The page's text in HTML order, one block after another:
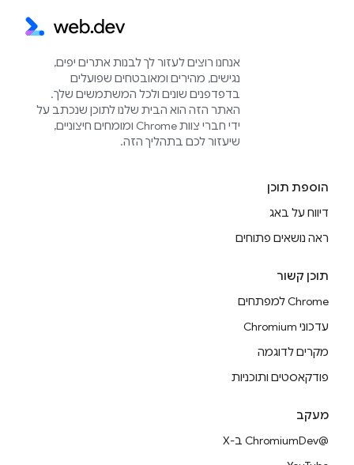
אנחנו רוצים לעזור לך לבנות אתרים יפים,
נגישים, מהירים ומאובטחים שפועלים
בדפדפנים שונים ולכל המשתמשים שלך.
האתר הזה הוא הבית שלנו לתוכן שנכתב על
ידי חברי צוות Chrome ומומחים חיצוניים,
שיעזור לכם בתהליך הזה.
הוספת תוכן
דיווח על באג
ראה נושאים פתוחים
תוכן קשור
Chrome למפתחים
עדכוני Chromium
מקרים לדוגמה
פודקאסטים ותוכניות
מעקב
@ChromiumDev ב-X